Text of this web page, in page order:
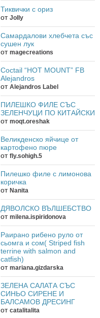
Тиквички с ориз
от Jolly
Самардалови хлебчета със
сушен лук
от magecreations
Coctail “HOT MOUNT” FB
Alejandros
от Alejandros Label
ПИЛЕШКО ФИЛЕ СЪС
ЗЕЛЕНЧУЦИ ПО КИТАЙСКИ
от moqt.oreshak
Великденско яйчице от
картофено пюре
от fly.sohigh.5
Пилешко филе с лимонова
коричка
от Nanita
ДЯВОЛСКО ВЪЛШЕБСТВО
от milena.ispiridonova
Раирано рибено руло от
сьомга и сом( Striped fish
terrine with salmon and
catfish)
от mariana.gizdarska
ЗЕЛЕНА САЛАТА СЪС
СИНЬО СИРЕНЕ И
БАЛСАМОВ ДРЕСИНГ
от catalitalita